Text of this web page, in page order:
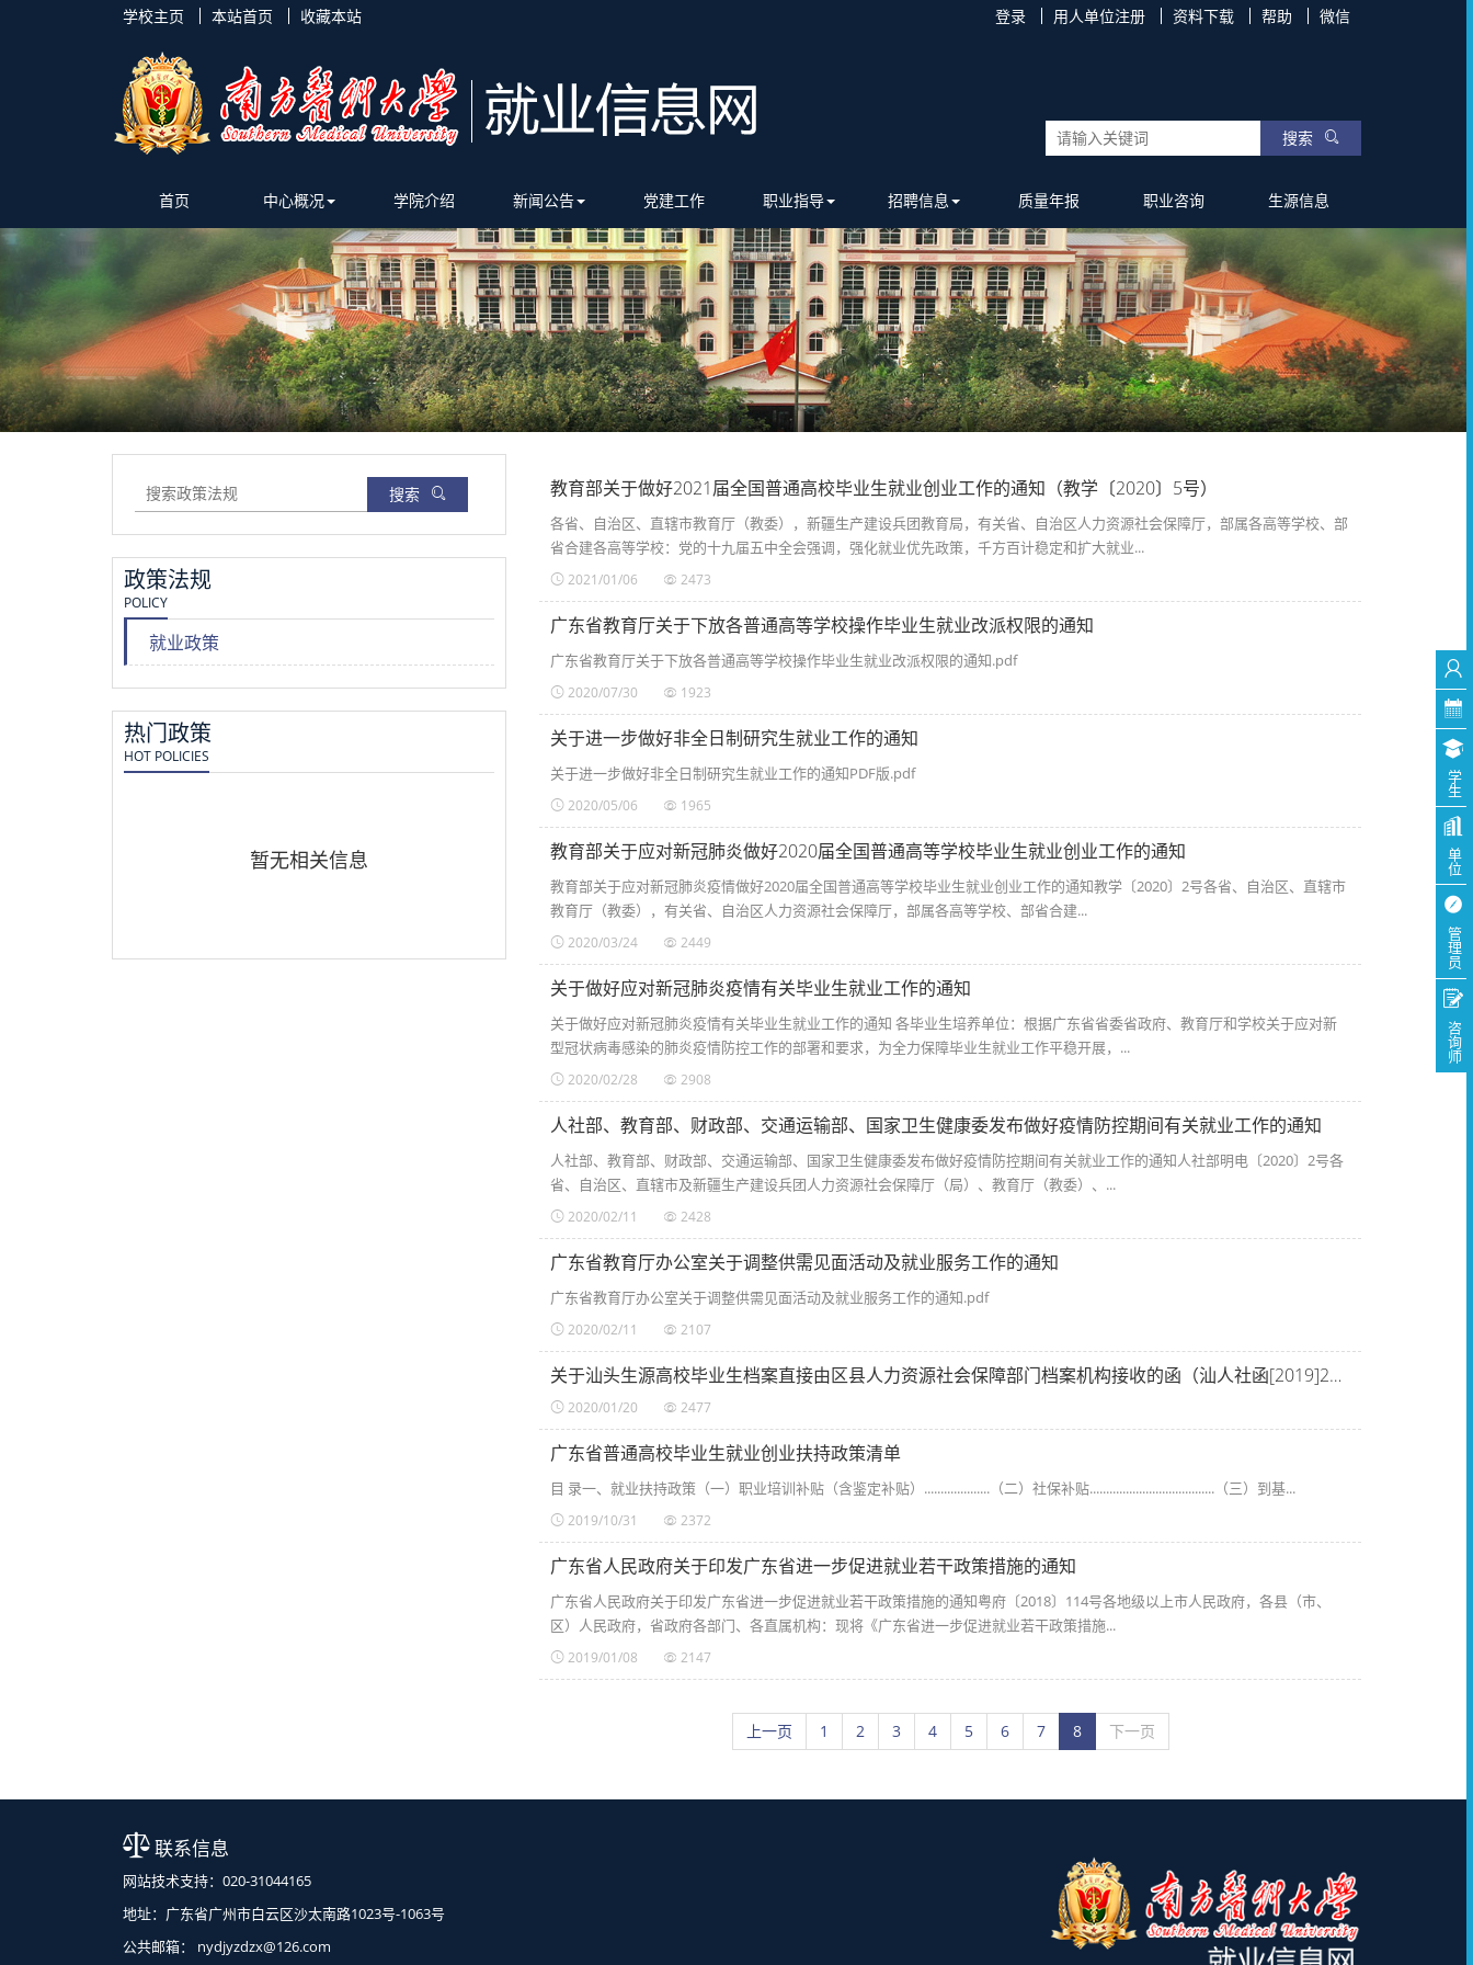
学校主页 本站首页 收藏本站 登录 用人单位注册 资料下载 帮助 微信
搜索
首页 中心概况 学院介绍 新闻公告 党建工作 职业指导 招聘信息 质量年报 职业咨询 生源信息
搜索
政策法规
POLICY
就业政策
热门政策
HOT POLICIES
暂无相关信息
教育部关于做好2021届全国普通高校毕业生就业创业工作的通知（教学〔2020〕5号）
各省、自治区、直辖市教育厅（教委），新疆生产建设兵团教育局，有关省、自治区人力资源社会保障厅，部属各高等学校、部
省合建各高等学校：党的十九届五中全会强调，强化就业优先政策，千方百计稳定和扩大就业...
2021/01/06 2473
广东省教育厅关于下放各普通高等学校操作毕业生就业改派权限的通知
广东省教育厅关于下放各普通高等学校操作毕业生就业改派权限的通知.pdf
2020/07/30 1923
关于进一步做好非全日制研究生就业工作的通知
关于进一步做好非全日制研究生就业工作的通知PDF版.pdf
2020/05/06 1965
教育部关于应对新冠肺炎做好2020届全国普通高等学校毕业生就业创业工作的通知
教育部关于应对新冠肺炎疫情做好2020届全国普通高等学校毕业生就业创业工作的通知教学〔2020〕2号各省、自治区、直辖市
教育厅（教委），有关省、自治区人力资源社会保障厅，部属各高等学校、部省合建...
2020/03/24 2449
关于做好应对新冠肺炎疫情有关毕业生就业工作的通知
关于做好应对新冠肺炎疫情有关毕业生就业工作的通知 各毕业生培养单位：根据广东省省委省政府、教育厅和学校关于应对新
型冠状病毒感染的肺炎疫情防控工作的部署和要求，为全力保障毕业生就业工作平稳开展，...
2020/02/28 2908
人社部、教育部、财政部、交通运输部、国家卫生健康委发布做好疫情防控期间有关就业工作的通知
人社部、教育部、财政部、交通运输部、国家卫生健康委发布做好疫情防控期间有关就业工作的通知人社部明电〔2020〕2号各
省、自治区、直辖市及新疆生产建设兵团人力资源社会保障厅（局）、教育厅（教委）、...
2020/02/11 2428
广东省教育厅办公室关于调整供需见面活动及就业服务工作的通知
广东省教育厅办公室关于调整供需见面活动及就业服务工作的通知.pdf
2020/02/11 2107
关于汕头生源高校毕业生档案直接由区县人力资源社会保障部门档案机构接收的函（汕人社函[2019]221号）
2020/01/20 2477
广东省普通高校毕业生就业创业扶持政策清单
目 录一、就业扶持政策（一）职业培训补贴（含鉴定补贴）....................（二）社保补贴......................................（三）到基...
2019/10/31 2372
广东省人民政府关于印发广东省进一步促进就业若干政策措施的通知
广东省人民政府关于印发广东省进一步促进就业若干政策措施的通知粤府〔2018〕114号各地级以上市人民政府，各县（市、
区）人民政府，省政府各部门、各直属机构：现将《广东省进一步促进就业若干政策措施...
2019/01/08 2147
上一页 1 2 3 4 5 6 7 8 下一页
学生
单位
管理员
咨询师
联系信息
网站技术支持：020-31044165
地址：广东省广州市白云区沙太南路1023号-1063号
公共邮箱： nydjyzdzx@126.com